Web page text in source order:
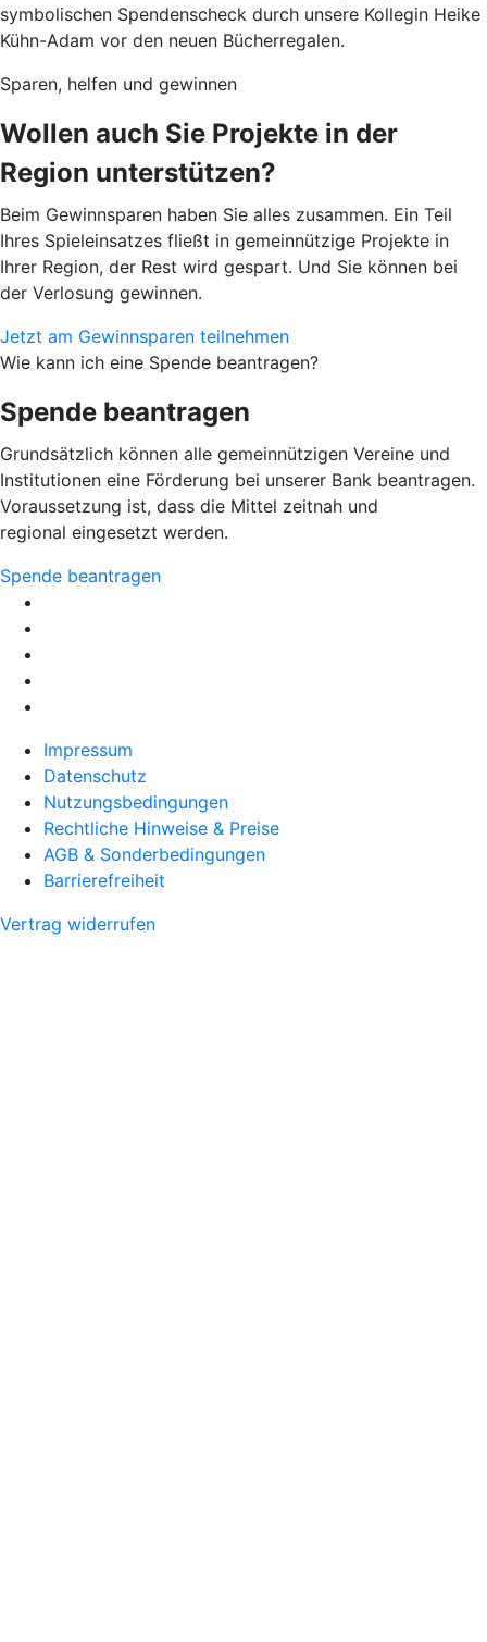
symbolischen Spendenscheck durch unsere Kollegin Heike
Kühn-Adam vor den neuen Bücherregalen.
Sparen, helfen und gewinnen
Wollen auch Sie Projekte in der
Region unterstützen?
Beim Gewinnsparen haben Sie alles zusammen. Ein Teil
Ihres Spieleinsatzes fließt in gemeinnützige Projekte in
Ihrer Region, der Rest wird gespart. Und Sie können bei
der Verlosung gewinnen.
Jetzt am Gewinnsparen teilnehmen
Wie kann ich eine Spende beantragen?
Spende beantragen
Grundsätzlich können alle gemeinnützigen Vereine und
Institutionen eine Förderung bei unserer Bank beantragen.
Voraussetzung ist, dass die Mittel zeitnah und
regional eingesetzt werden.
Spende beantragen
Impressum
Datenschutz
Nutzungsbedingungen
Rechtliche Hinweise & Preise
AGB & Sonderbedingungen
Barrierefreiheit
Vertrag widerrufen